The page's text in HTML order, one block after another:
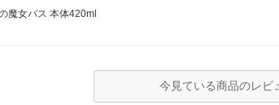
魔女バス 本体420ml
今見ている商品のレビ